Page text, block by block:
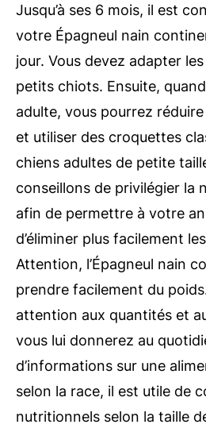
Jusqu’à ses 6 mois, il est
votre Épagneul nain
jour. Vous devez adapter
petits chiots. Ensuite,
adulte, vous pourrez
et utiliser des croquettes
chiens adultes de petite
conseillons de privilégier la
afin de permettre à votre
d’éliminer plus facilement
Attention, l’Épagneul nain
prendre facilement du
attention aux quantités et
vous lui donnerez au
d’informations sur une
selon la race, il est utile de
nutritionnels selon la taille